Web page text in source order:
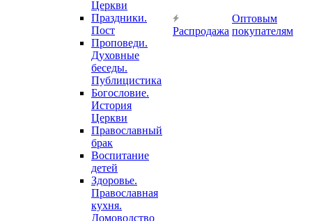
Церкви
Праздники.
Пост
Проповеди.
Духовные
беседы.
Публицистика
Богословие.
История
Церкви
Православный
брак
Воспитание
детей
Здоровье.
Православная
кухня.
Домоводство
Распродажа
Оптовым
покупателям